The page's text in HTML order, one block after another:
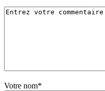
Votre nom*